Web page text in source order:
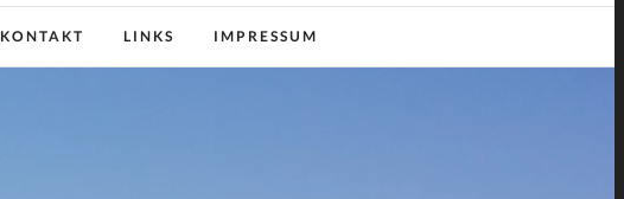
KONTAKT LINKS IMPRESSUM